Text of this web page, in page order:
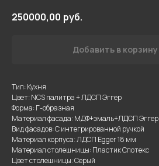
250000,00 руб.
Добавить в корзину
Тип: Кухня
Цвет: NCS палитра + ЛДСП Эггер
Форма: Г-образная
Материал фасада: МДФ+эмаль+ЛДСП Эггер
Вид фасадов: С интегрированной ручкой
Материал корпуса: ЛДСП Egger 18 мм
Материал столешницы: Пластик Слотекс
Цвет столешницы: Серый